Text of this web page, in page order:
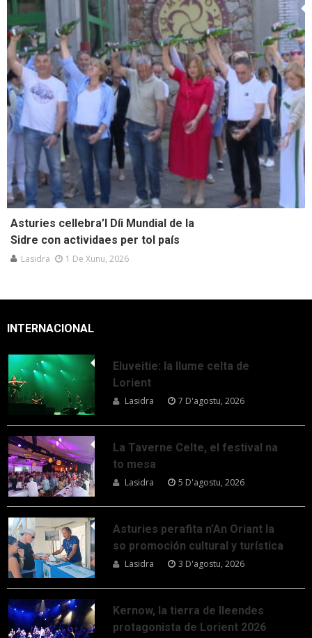
Asturies cellebra’l Díi Mundial de la
Sidre con actividaes per tol país
Lasidra 1 De Xunu, 2026
INTERNACIONAL
Eluveitie: la llume celta de
Lorient
Lasidra 7 D'agostu, 2026
La Taverne Celte, el festival na
to mesa
Lasidra 5 D'agostu, 2026
Asturies perafita n’An Oriant la
so promoción cultural y turística
Lasidra 3 D'agostu, 2026
Kernow, la tierra de lleendes
protagonista de Lorient 2026